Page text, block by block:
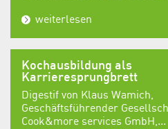
weiterlesen
Kochausbildung als
Karrieresprungbrett
Digestif von Klaus Wamich,
Geschäftsführender
Cook&more services GmbH,...